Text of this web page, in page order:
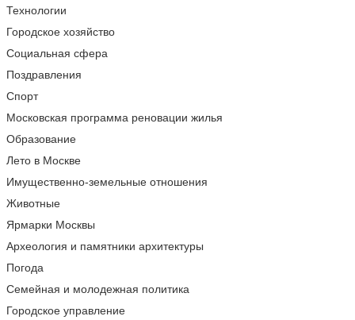
Технологии
Городское хозяйство
Социальная сфера
Поздравления
Спорт
Московская программа реновации жилья
Образование
Лето в Москве
Имущественно-земельные отношения
Животные
Ярмарки Москвы
Археология и памятники архитектуры
Погода
Семейная и молодежная политика
Городское управление